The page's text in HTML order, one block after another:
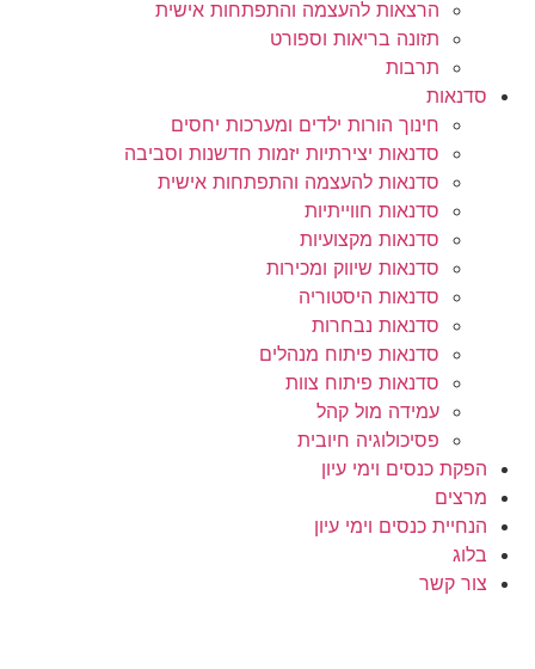
הרצאות להעצמה והתפתחות אישית
תזונה בריאות וספורט
תרבות
סדנאות
חינוך הורות ילדים ומערכות יחסים
סדנאות יצירתיות יזמות חדשנות וסביבה
סדנאות להעצמה והתפתחות אישית
סדנאות חווייתיות
סדנאות מקצועיות
סדנאות שיווק ומכירות
סדנאות היסטוריה
סדנאות נבחרות
סדנאות פיתוח מנהלים
סדנאות פיתוח צוות
עמידה מול קהל
פסיכולוגיה חיובית
הפקת כנסים וימי עיון
מרצים
הנחיית כנסים וימי עיון
בלוג
צור קשר